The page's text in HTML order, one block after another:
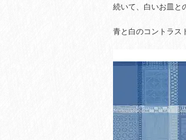
続いて、白いお皿と
青と白のコントラス